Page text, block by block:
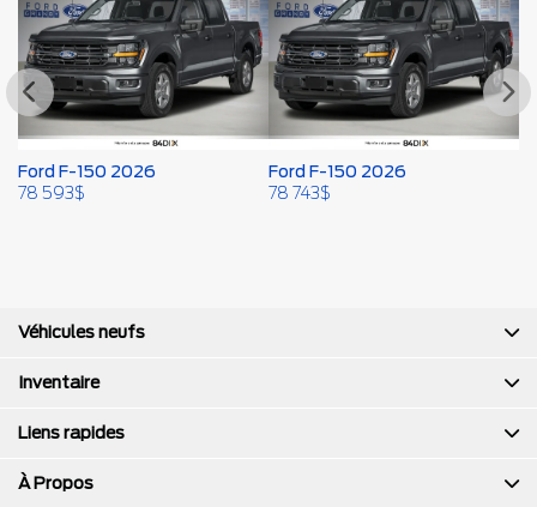
Ford F-150 2026
78 593$
Ford F-150 2026
78 743$
Véhicules neufs
Inventaire
Liens rapides
À Propos